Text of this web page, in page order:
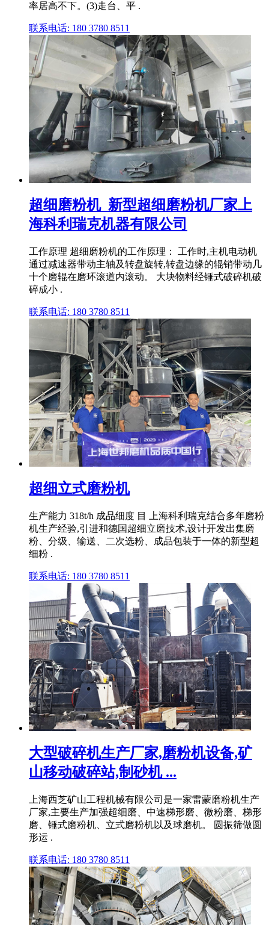
率居高不下。(3)走台、平 .
联系电话: 180 3780 8511
超细磨粉机_新型超细磨粉机厂家上
海科利瑞克机器有限公司
工作原理 超细磨粉机的工作原理： 工作时,主机电动机
通过减速器带动主轴及转盘旋转,转盘边缘的辊销带动几
十个磨辊在磨环滚道内滚动。 大块物料经锤式破碎机破
碎成小 .
联系电话: 180 3780 8511
超细立式磨粉机
生产能力 318t/h 成品细度 目 上海科利瑞克结合多年磨粉
机生产经验,引进和德国超细立磨技术,设计开发出集磨
粉、分级、输送、二次选粉、成品包装于一体的新型超
细粉 .
联系电话: 180 3780 8511
大型破碎机生产厂家,磨粉机设备,矿
山移动破碎站,制砂机 ...
上海西芝矿山工程机械有限公司是一家雷蒙磨粉机生产
厂家,主要生产加强超细磨、中速梯形磨、微粉磨、梯形
磨、锤式磨粉机、立式磨粉机以及球磨机。 圆振筛做圆
形运 .
联系电话: 180 3780 8511